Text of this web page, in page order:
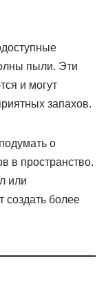
пыли. Эти
и могут
запахов.
о
в пространство.
или
создать более